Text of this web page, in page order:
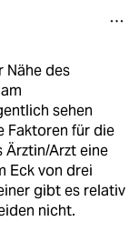
Nähe des
sehen
Faktoren für die
Ärztin/Arzt eine
Eck von drei
gibt es relativ
nicht.